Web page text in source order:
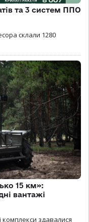
та 3 систем ППО
склали 1280
15 км»:
вантажі
комплекси здавалися